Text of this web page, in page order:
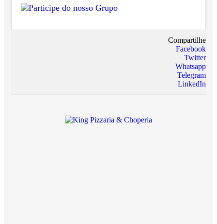
Compartilhe
Facebook
Twitter
Whatsapp
Telegram
LinkedIn